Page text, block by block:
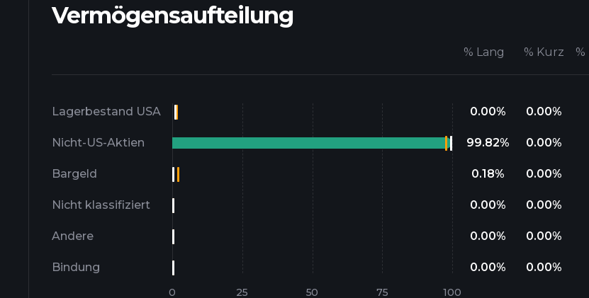
Vermögensaufteilung
% Lang % Kurz %
Lagerbestand USA 0.00% 0.00%
Nicht-US-Aktien 99.82% 0.00%
Bargeld 0.18% 0.00%
Nicht klassifiziert 0.00% 0.00%
Andere 0.00% 0.00%
Bindung 0.00% 0.00%